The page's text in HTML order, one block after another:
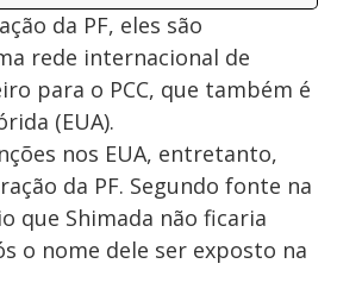
da PF, eles são
rede internacional de
para o PCC, que também é
(EUA).
nos EUA, entretanto,
da PF. Segundo fonte na
que Shimada não ficaria
o nome dele ser exposto na